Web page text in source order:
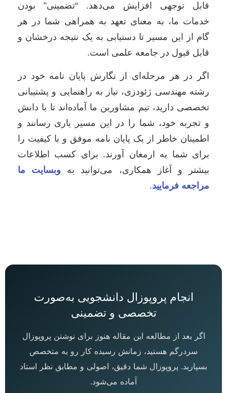
قابل توجهی افزایش می‌دهد. “تضمینی” بودن
خدمات ما، به معنای تعهد به همراهی شما در هر
گام از این مسیر تا دستیابی به یک نتیجه درخشان و
قابل قبول در جامعه علمی است.
اگر در هر مرحله‌ای از نگارش پایان نامه خود در
رشته مهندسی ژئودزی، نیاز به راهنمایی و پشتیبانی
تخصصی دارید، تیم مشاورین ما آماده‌اند تا با دانش
و تجربه خود، شما را در این مسیر یاری رسانند و
اطمینان خاطر از یک پایان نامه موفق و با کیفیت را
برای شما به ارمغان آورند. برای کسب اطلاعات
بیشتر و آغاز همکاری، می‌توانید به وبسایت ما
مراجعه فرمایید.
انجام پروپوزال دانشجویی به‌صورت
تخصصی و تضمینی
اگر بعد از مطالعه این مقاله هنوز برای نوشتن پروپوزال
سردرگم هستید، زمانش رسیده کار رو به متخصص
بسپارید. پروپوزال شما دقیق، اصولی و مطابق نظر استاد
آماده می‌شود.